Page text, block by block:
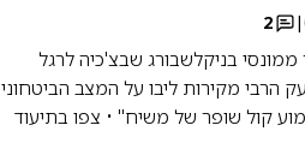
|
2
בניקלשבורג שבצ'כיה לרגל
הרבי מקירות ליבו על המצב הביטחוני
קול שופר של משיח" • צפו בתיעוד